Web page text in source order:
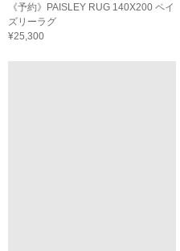
《予約》PAISLEY RUG 140X200 ペイ
ズリーラグ
¥25,300